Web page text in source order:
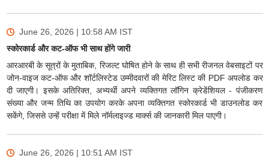
June 26, 2026 | 10:58 AM IST
स्कोरकार्ड और कट-ऑफ भी साथ होंगे जारी
आरआरबी के सूत्रों के मुताबिक, रिजल्ट घोषित होने के साथ ही सभी रीजनल वेबसाइटों पर
जोन-वाइज कट-ऑफ और शॉर्टलिस्टेड उम्मीदवारों की मेरिट लिस्ट की PDF अपलोड कर
दी जाएगी। इसके अतिरिक्त, अभ्यर्थी अपने व्यक्तिगत लॉगिन क्रेडेंशियल - पंजीकरण
संख्या और जन्म तिथि का उपयोग करके अपना व्यक्तिगत स्कोरकार्ड भी डाउनलोड कर
सकेंगे, जिससे उन्हें परीक्षा में मिले नॉर्मलाइज्ड मार्क्स की जानकारी मिल पाएगी।
June 26, 2026 | 10:51 AM IST